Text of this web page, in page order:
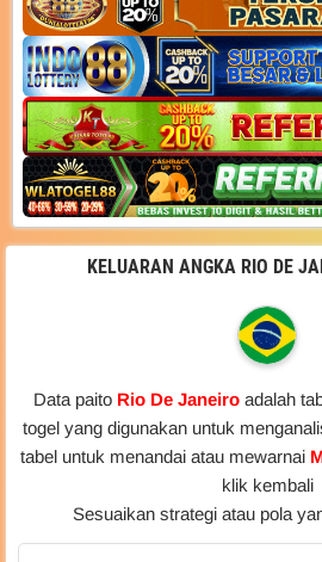
KELUARAN ANGKA RIO DE
Data paito Rio De Janeiro adalah
togel yang digunakan untuk
tabel untuk menandai atau mewarnai
klik kembali
Sesuaikan strategi atau pola